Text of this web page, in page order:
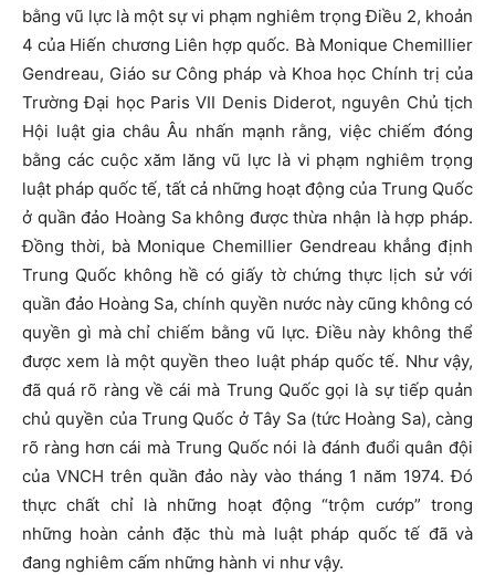
bằng vũ lực là một sự vi phạm nghiêm trọng Điều 2, khoản
4 của Hiến chương Liên hợp quốc. Bà Monique Chemillier
Gendreau, Giáo sư Công pháp và Khoa học Chính trị của
Trường Đại học Paris VII Denis Diderot, nguyên Chủ tịch
Hội luật gia châu Âu nhấn mạnh rằng, việc chiếm đóng
bằng các cuộc xăm lăng vũ lực là vi phạm nghiêm trọng
luật pháp quốc tế, tất cả những hoạt động của Trung Quốc
ở quần đảo Hoàng Sa không được thừa nhận là hợp pháp.
Đồng thời, bà Monique Chemillier Gendreau khẳng định
Trung Quốc không hề có giấy tờ chứng thực lịch sử với
quần đảo Hoàng Sa, chính quyền nước này cũng không có
quyền gì mà chỉ chiếm bằng vũ lực. Điều này không thể
được xem là một quyền theo luật pháp quốc tế. Như vậy,
đã quá rõ ràng về cái mà Trung Quốc gọi là sự tiếp quản
chủ quyền của Trung Quốc ở Tây Sa (tức Hoàng Sa), càng
rõ ràng hơn cái mà Trung Quốc nói là đánh đuổi quân đội
của VNCH trên quần đảo này vào tháng 1 năm 1974. Đó
thực chất chỉ là những hoạt động “trộm cướp” trong
những hoàn cảnh đặc thù mà luật pháp quốc tế đã và
đang nghiêm cấm những hành vi như vậy.